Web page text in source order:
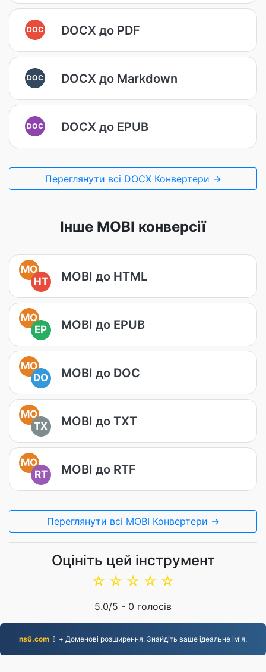
DOC DOCX до PDF
DOC DOCX до Markdown
DOC DOCX до EPUB
Переглянути всі DOCX Конвертери →
Інше MOBI конверсії
MO
HT
MOBI до HTML
MO
EP
MOBI до EPUB
MO
DO
MOBI до DOC
MO
TX
MOBI до TXT
MO
RT
MOBI до RTF
Переглянути всі MOBI Конвертери →
Оцініть цей інструмент
☆
☆
☆
☆
☆
5.0/5 - 0 голосів
ns6.com ⇩ + Доменові розширення. Знайдіть ваше ідеальне ім'я.